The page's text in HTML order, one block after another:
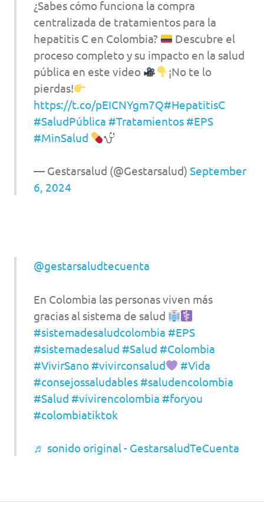
¿Sabes cómo funciona la compra
centralizada de tratamientos para la
hepatitis C en Colombia?
Descubre el
proceso completo y su impacto en la salud
pública en este video
¡No te lo
pierdas!
https://t.co/pEICNYgm7Q#HepatitisC
#SaludPública #Tratamientos #EPS
#MinSalud
— Gestarsalud (@Gestarsalud) September
6, 2024
@gestarsaludtecuenta
En Colombia las personas viven más
gracias al sistema de salud
#sistemadesaludcolombia #EPS
#sistemadesalud #Salud #Colombia
#VivirSano #vivirconsalud
#Vida
#consejossaludables #saludencolombia
#Salud #vivirencolombia #foryou
#colombiatiktok
♬ sonido original - GestarsaludTeCuenta